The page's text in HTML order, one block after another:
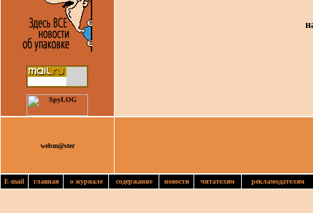
webm@ster
E-mail главная о журнале содержание новости читателям рекламодателям